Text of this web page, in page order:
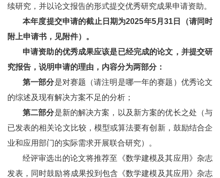
续研究，并以论文报告的形式提交优秀研究成果申请资助。
本年度提交申请的截止日期为2025年5月31日（请同时
附上申请书，见附件）。
申请资助的优秀成果应该是已经完成的论文，并提交研
究报告，说明申请的理由，内容分为两部分：
第一部分是对赛题（请注明是哪一年的赛题）优秀论文
的综述及现有解决方案不足的分析；
第二部分是新的解决方案，以及新方案的优长之处（与
已发表的相关论文比较，模型或算法要有创新，鼓励结合企
业和应用部门的实际需求开展联合研究）。
经评审选出的论文将推荐至《数学建模及其应用》杂志
发表，同时鼓励将成果投到包含《数学建模及其应用》杂志